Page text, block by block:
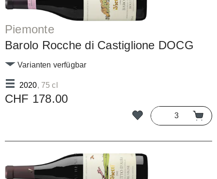
Piemonte
Barolo Rocche di Castiglione DOCG
2020, 75 cl
Varianten verfügbar
CHF 178.00